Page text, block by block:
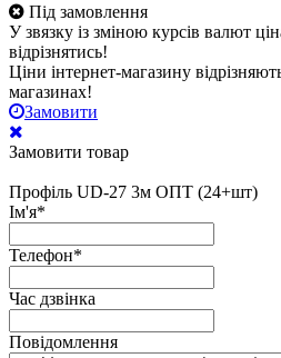
Під замовлення
У звязку із зміною курсів валют
відрізнятись!
Ціни інтернет-магазину
магазинах!
Замовити
Замовити товар
Профіль UD-27 3м ОПТ (24+шт)
Ім'я*
Телефон*
Час дзвінка
Повідомлення